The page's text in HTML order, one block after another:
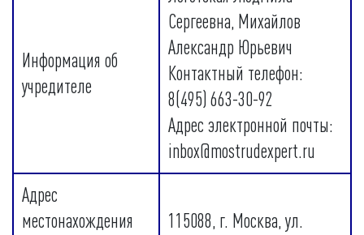
Информация об
учредителе
Сергеевна, Михайлов
Александр Юрьевич
Контактный телефон:
8(495) 663-30-92
Адрес электронной почты:
inbox@mostrudexpert.ru
Адрес
местонахождения
115088, г. Москва, ул.